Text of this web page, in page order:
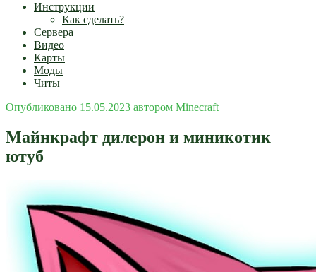
Инструкции
Как сделать?
Сервера
Видео
Карты
Моды
Читы
Опубликовано 15.05.2023 автором Minecraft
Майнкрафт дилерон и миникотик
ютуб